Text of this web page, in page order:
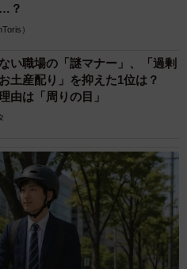
。また、就職したとしても
万円はかかるであろう振袖
にとっては大きいお金なので
に話したところ、大喜びだ
は、今から楽しみにしていま
の振袖があるので選べるの
々、子どもたちと一緒にお店
です」
？
）
い職場の「謎マナー」、「過剰
土産配り」を抑えた1位は？
由は「周りの目」